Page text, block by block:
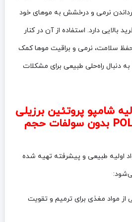
نرمی و درخشش به موهای خود
بالایی دارد. استفاده از آن در کنار
حفظ سلامت، نرمی و براقیت موها کمک
به دنبال راه‌حلی طبیعی برای مشکلات
شامپو پروتئین برزیلی
پولو گلد POLO GOLD بدون سولفات حجم
اولیه طبیعی و پیشرفته تهیه شده
از مواد مغذی برای ترمیم و تقویت